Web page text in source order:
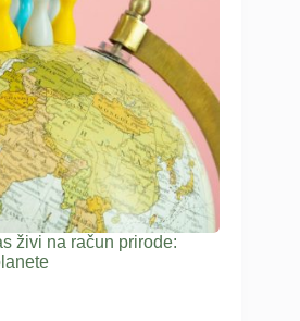
živi na račun prirode: